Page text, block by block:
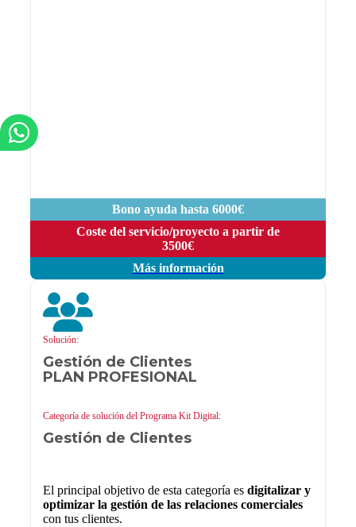
Bono ayuda hasta 6000€
Coste del servicio/proyecto a partir de
3500€
Más información
Solución:
Gestión de Clientes
PLAN PROFESIONAL
Categoría de solución del Programa Kit Digital:
Gestión de Clientes
El principal objetivo de esta categoría es digitalizar y
optimizar la gestión de las relaciones comerciales
con tus clientes.